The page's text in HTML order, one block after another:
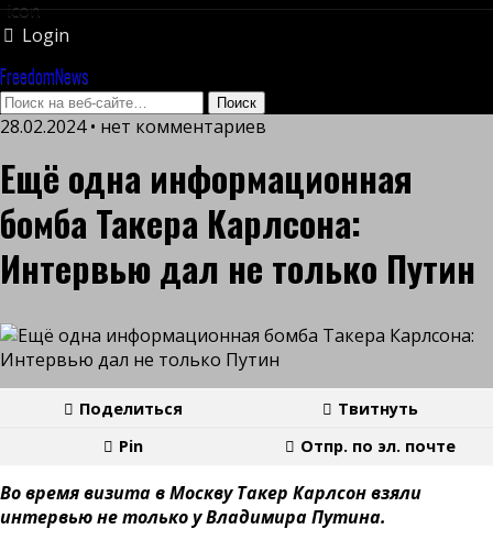
Login
FreedomNews
28.02.2024 • нет комментариев
Ещё одна информационная
бомба Такера Карлсона:
Интервью дал не только Путин
Поделиться
Твитнуть
Pin
Отпр. по эл. почте
Во время визита в Москву Такер Карлсон взяли
интервью не только у Владимира Путина.